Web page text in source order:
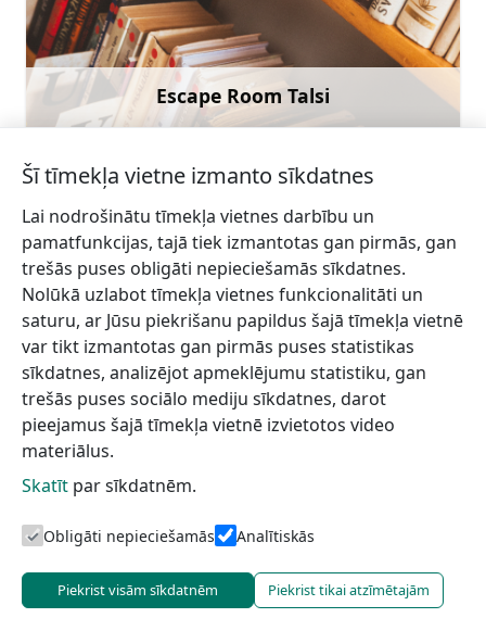
Escape Room Talsi
+371 23661999
Doties
aida.skalberga@marupe.lv
Šī tīmekļa vietne izmanto sīkdatnes
Lai nodrošinātu tīmekļa vietnes darbību un
pamatfunkcijas, tajā tiek izmantotas gan pirmās, gan
trešās puses obligāti nepieciešamās sīkdatnes.
Nolūkā uzlabot tīmekļa vietnes funkcionalitāti un
saturu, ar Jūsu piekrišanu papildus šajā tīmekļa vietnē
var tikt izmantotas gan pirmās puses statistikas
sīkdatnes, analizējot apmeklējumu statistiku, gan
trešās puses sociālo mediju sīkdatnes, darot
pieejamus šajā tīmekļa vietnē izvietotos video
materiālus.
Skatīt par sīkdatnēm.
Obligāti nepieciešamās Analītiskās
Piekrist visām sīkdatnēm Piekrist tikai atzīmētajām